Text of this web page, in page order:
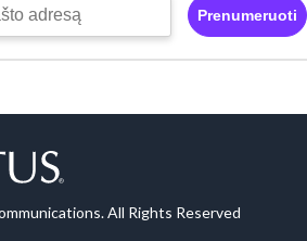
Prenumeruoti
All Rights Reserved